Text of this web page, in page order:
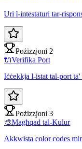
Uri l-intestaturi tar-
Pożizzjoni 2
🔌Verifika Port
Iċċekkja l-istat tal-port
Pożizzjoni 3
🎨Magħqad tal-Kulur
Akkwista color codes